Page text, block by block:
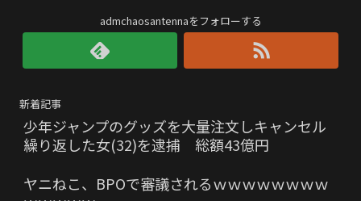
admchaosantennaをフォローする
新着記事
少年ジャンプのグッズを大量注文しキャンセル
繰り返した女(32)を逮捕 総額43億円
ヤニねこ、BPOで審議されるｗｗｗｗｗｗｗｗ